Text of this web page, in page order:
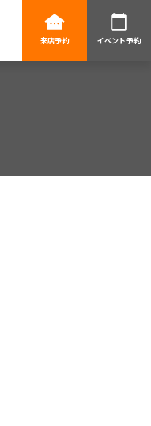
来店予約 イベント予約